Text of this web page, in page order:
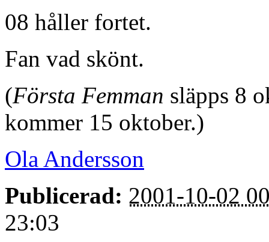
08 håller fortet.
Fan vad skönt.
(Första Femman släpps 8
kommer 15 oktober.)
Ola Andersson
Publicerad: 2001-10-02
23:03